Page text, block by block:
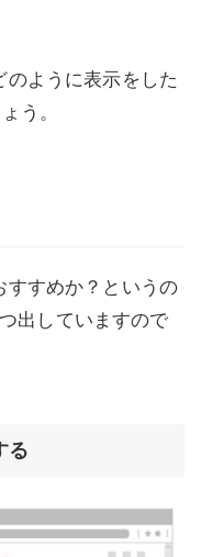
ように表示をした
う。
すすめか？というの
出していますので
る